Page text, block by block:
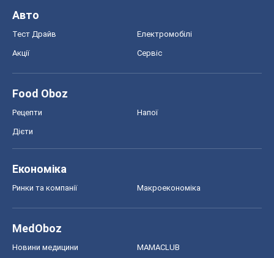
Авто
Тест Драйв Електромобілі
Акції Сервіс
Food Oboz
Рецепти Напої
Дієти
Економіка
Ринки та компанії Макроекономіка
MedOboz
Новини медицини MAMACLUB